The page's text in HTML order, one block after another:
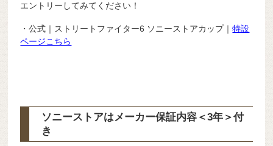
エントリーしてみてください！
・公式｜ストリートファイター6 ソニーストアカップ｜特設
ページこちら
ソニーストアはメーカー保証内容 ＜3年＞付
き